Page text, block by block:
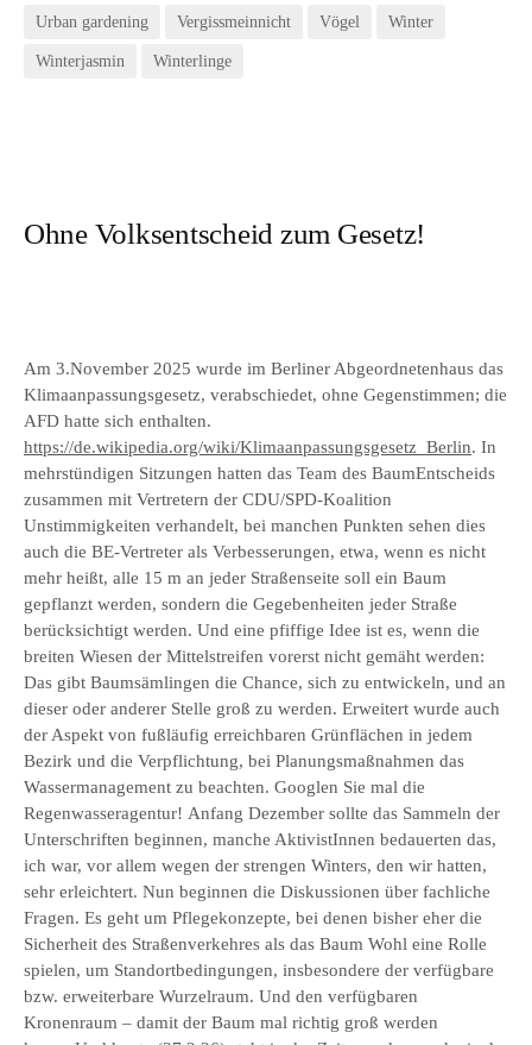
Urban gardening Vergissmeinnicht Vögel Winter
Winterjasmin Winterlinge
Ohne Volksentscheid zum Gesetz!
Am 3.November 2025 wurde im Berliner Abgeordnetenhaus das
Klimaanpassungsgesetz, verabschiedet, ohne Gegenstimmen; die
AFD hatte sich enthalten.
https://de.wikipedia.org/wiki/Klimaanpassungsgesetz_Berlin. In
mehrstündigen Sitzungen hatten das Team des BaumEntscheids
zusammen mit Vertretern der CDU/SPD-Koalition
Unstimmigkeiten verhandelt, bei manchen Punkten sehen dies
auch die BE-Vertreter als Verbesserungen, etwa, wenn es nicht
mehr heißt, alle 15 m an jeder Straßenseite soll ein Baum
gepflanzt werden, sondern die Gegebenheiten jeder Straße
berücksichtigt werden. Und eine pfiffige Idee ist es, wenn die
breiten Wiesen der Mittelstreifen vorerst nicht gemäht werden:
Das gibt Baumsämlingen die Chance, sich zu entwickeln, und an
dieser oder anderer Stelle groß zu werden. Erweitert wurde auch
der Aspekt von fußläufig erreichbaren Grünflächen in jedem
Bezirk und die Verpflichtung, bei Planungsmaßnahmen das
Wassermanagement zu beachten. Googlen Sie mal die
Regenwasseragentur! Anfang Dezember sollte das Sammeln der
Unterschriften beginnen, manche AktivistInnen bedauerten das,
ich war, vor allem wegen der strengen Winters, den wir hatten,
sehr erleichtert. Nun beginnen die Diskussionen über fachliche
Fragen. Es geht um Pflegekonzepte, bei denen bisher eher die
Sicherheit des Straßenverkehres als das Baum Wohl eine Rolle
spielen, um Standortbedingungen, insbesondere der verfügbare
bzw. erweiterbare Wurzelraum. Und den verfügbaren
Kronenraum – damit der Baum mal richtig groß werden